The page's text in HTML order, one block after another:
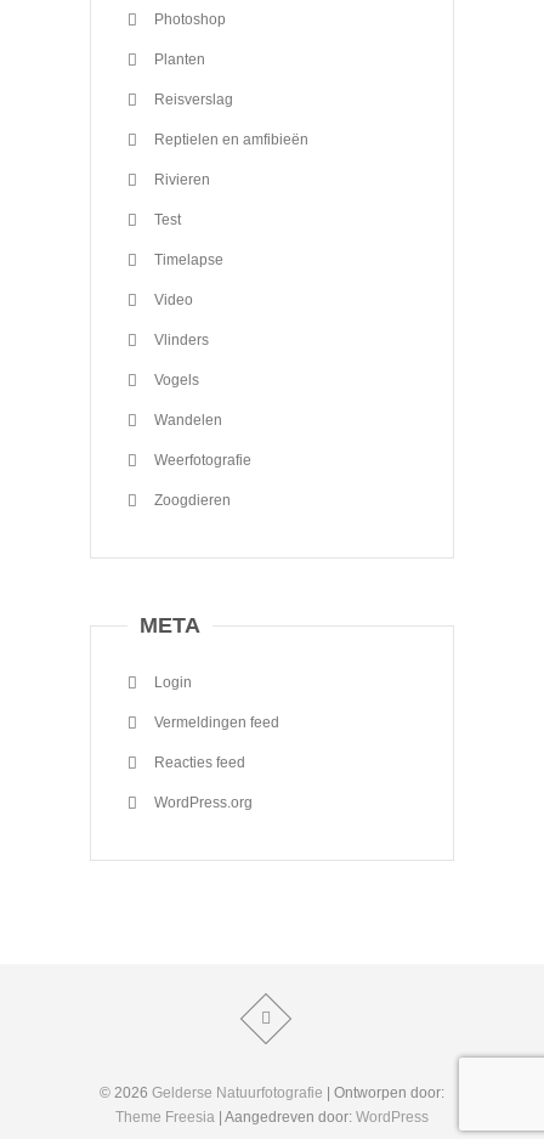
Photoshop
Planten
Reisverslag
Reptielen en amfibieën
Rivieren
Test
Timelapse
Video
Vlinders
Vogels
Wandelen
Weerfotografie
Zoogdieren
META
Login
Vermeldingen feed
Reacties feed
WordPress.org
© 2026 Gelderse Natuurfotografie | Ontworpen door:
Theme Freesia | Aangedreven door: WordPress